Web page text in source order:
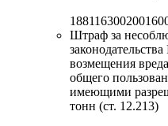
Штраф за
возмещения
общего
имеющими
тонн (ст. 12.213)